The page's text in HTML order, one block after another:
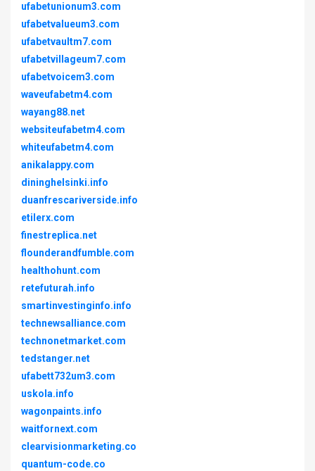
ufabetunionum3.com
ufabetvalueum3.com
ufabetvaultm7.com
ufabetvillageum7.com
ufabetvoicem3.com
waveufabetm4.com
wayang88.net
websiteufabetm4.com
whiteufabetm4.com
anikalappy.com
dininghelsinki.info
duanfrescariverside.info
etilerx.com
finestreplica.net
flounderandfumble.com
healthohunt.com
retefuturah.info
smartinvestinginfo.info
technewsalliance.com
technonetmarket.com
tedstanger.net
ufabett732um3.com
uskola.info
wagonpaints.info
waitfornext.com
clearvisionmarketing.co
quantum-code.co